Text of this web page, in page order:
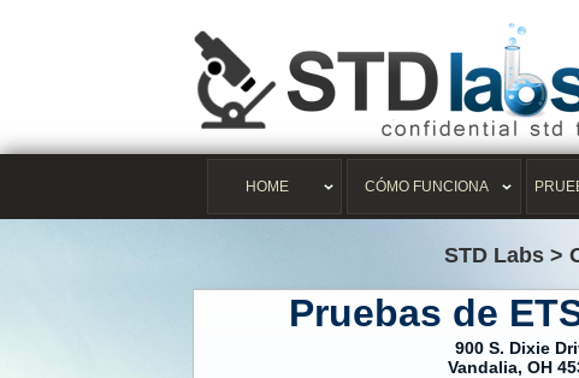
HOME CÓMO FUNCIONA
STD Labs >
Pruebas de
900 S. Dixie
Vandalia, OH